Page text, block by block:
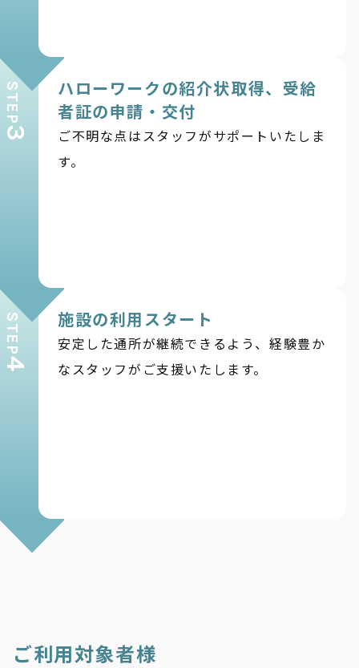
STEP
3
ハローワークの紹介状取得、受給
者証の申請・交付
ご不明な点はスタッフがサポートいたしま
す。
STEP
4
施設の利用スタート
安定した通所が継続できるよう、経験豊か
なスタッフがご支援いたします。
ご利用対象者様